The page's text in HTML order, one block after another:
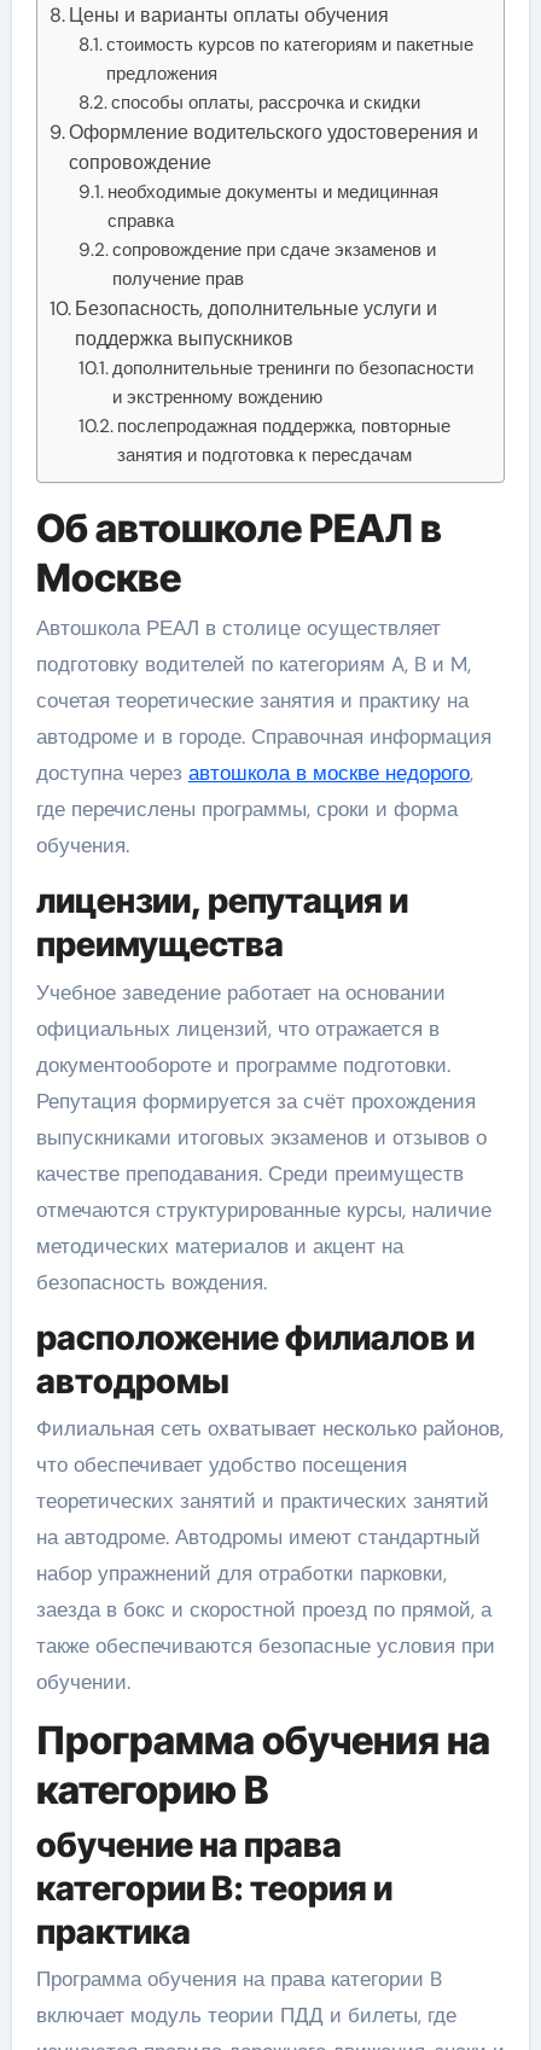
Цены и варианты оплаты обучения
стоимость курсов по категориям и пакетные
предложения
способы оплаты, рассрочка и скидки
Оформление водительского удостоверения и
сопровождение
необходимые документы и медицинная
справка
сопровождение при сдаче экзаменов и
получение прав
Безопасность, дополнительные услуги и
поддержка выпускников
дополнительные тренинги по безопасности
и экстренному вождению
послепродажная поддержка, повторные
занятия и подготовка к пересдачам
Об автошколе РЕАЛ в
Москве
Автошкола РЕАЛ в столице осуществляет
подготовку водителей по категориям A, B и M,
сочетая теоретические занятия и практику на
автодроме и в городе. Справочная информация
доступна через автошкола в москве недорого,
где перечислены программы, сроки и форма
обучения.
лицензии, репутация и
преимущества
Учебное заведение работает на основании
официальных лицензий, что отражается в
документообороте и программе подготовки.
Репутация формируется за счёт прохождения
выпускниками итоговых экзаменов и отзывов о
качестве преподавания. Среди преимуществ
отмечаются структурированные курсы, наличие
методических материалов и акцент на
безопасность вождения.
расположение филиалов и
автодромы
Филиальная сеть охватывает несколько районов,
что обеспечивает удобство посещения
теоретических занятий и практических занятий
на автодроме. Автодромы имеют стандартный
набор упражнений для отработки парковки,
заезда в бокс и скоростной проезд по прямой, а
также обеспечиваются безопасные условия при
обучении.
Программа обучения на
категорию B
обучение на права
категории B: теория и
практика
Программа обучения на права категории B
включает модуль теории ПДД и билеты, где